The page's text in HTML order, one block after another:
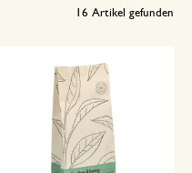
16 Artikel gefunden